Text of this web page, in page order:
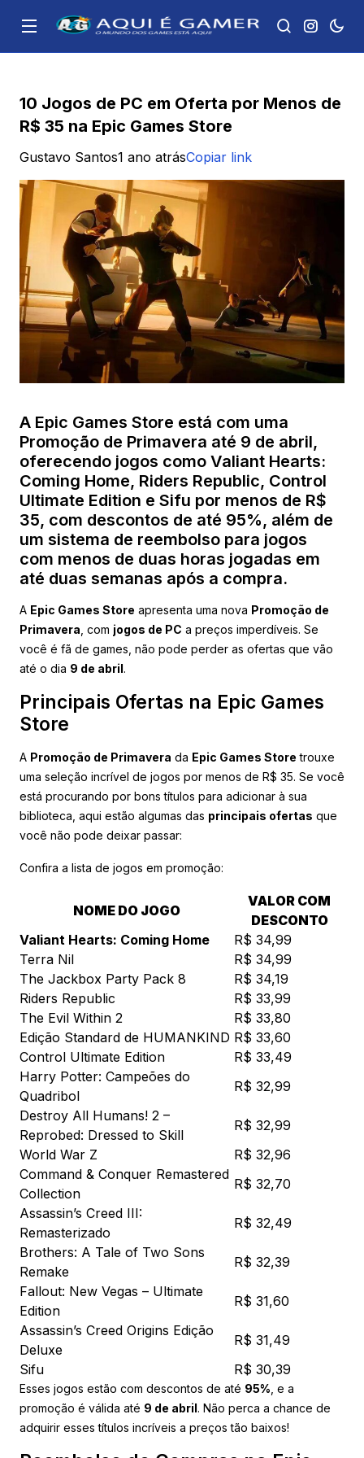
10 Jogos de PC em Oferta por Menos de
R$ 35 na Epic Games Store
Gustavo Santos1 ano atrásCopiar link
A Epic Games Store está com uma
Promoção de Primavera até 9 de abril,
oferecendo jogos como Valiant Hearts:
Coming Home, Riders Republic, Control
Ultimate Edition e Sifu por menos de R$
35, com descontos de até 95%, além de
um sistema de reembolso para jogos
com menos de duas horas jogadas em
até duas semanas após a compra.
A Epic Games Store apresenta uma nova Promoção de
Primavera , com jogos de PC a preços imperdíveis. Se
você é fã de games, não pode perder as ofertas que vão
até o dia 9 de abril.
Principais Ofertas na Epic Games
Store
A Promoção de Primavera da Epic Games Store trouxe
uma seleção incrível de jogos por menos de R$ 35. Se você
está procurando por bons títulos para adicionar à sua
biblioteca, aqui estão algumas das principais ofertas que
você não pode deixar passar:
Confira a lista de jogos em promoção:
NOME DO JOGO
VALOR COM
DESCONTO
Valiant Hearts: Coming Home
R$ 34,99
Terra Nil
R$ 34,99
The Jackbox Party Pack 8
R$ 34,19
Riders Republic
R$ 33,99
The Evil Within 2
R$ 33,80
Edição Standard de HUMANKIND R$ 33,60
Control Ultimate Edition
R$ 33,49
Harry Potter: Campeões do
Quadribol
R$ 32,99
Destroy All Humans! 2 –
Reprobed: Dressed to Skill
R$ 32,99
World War Z
R$ 32,96
Command & Conquer Remastered
Collection
R$ 32,70
Assassin’s Creed III:
Remasterizado
R$ 32,49
Brothers: A Tale of Two Sons
Remake
R$ 32,39
Fallout: New Vegas – Ultimate
Edition
R$ 31,60
Assassin’s Creed Origins Edição
Deluxe
R$ 31,49
Sifu
R$ 30,39
Esses jogos estão com descontos de até 95% , e a
promoção é válida até 9 de abril. Não perca a chance de
adquirir esses títulos incríveis a preços tão baixos!